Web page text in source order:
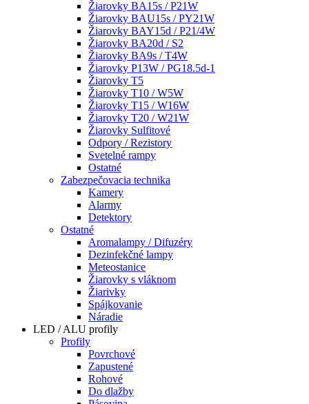
Žiarovky BA15s / P21W
Žiarovky BAU15s / PY21W
Žiarovky BAY15d / P21/4W
Žiarovky BA20d / S2
Žiarovky BA9s / T4W
Žiarovky P13W / PG18.5d-1
Žiarovky T5
Žiarovky T10 / W5W
Žiarovky T15 / W16W
Žiarovky T20 / W21W
Žiarovky Sulfitové
Odpory / Rezistory
Svetelné rampy
Ostatné
Zabezpečovacia technika
Kamery
Alarmy
Detektory
Ostatné
Aromalampy / Difuzéry
Dezinfekčné lampy
Meteostanice
Žiarovky s vláknom
Žiarivky
Spájkovanie
Náradie
LED / ALU profily
Profily
Povrchové
Zapustené
Rohové
Do dlažby